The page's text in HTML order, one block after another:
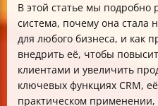
удалённой работы
Аналитика,
Итог: почему CRM — это
бизнеса?
Вопросы для
В этой статье мы подробно
система, почему она
для любого бизнеса, и как
внедрить её, чтобы
клиентами и увеличить
ключевых функциях CRM,
практическом применении,